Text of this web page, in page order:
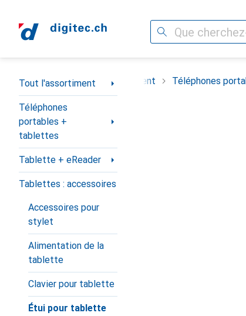
Recherche
Navigation par catégorie
Tout l'assortiment
Téléphones
portables +
tablettes
Tablette + eReader
Tablettes : accessoires
Accessoires pour
stylet
Alimentation de la
tablette
Clavier pour tablette
Étui pour tablette
Tout l'assortiment Téléphones